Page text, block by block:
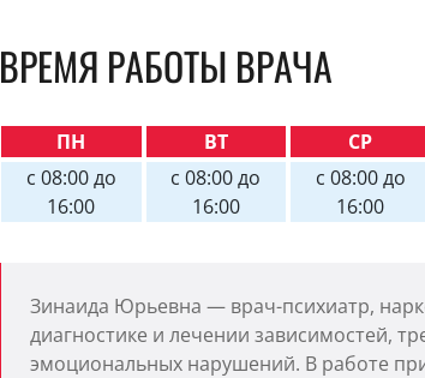
ВРЕМЯ РАБОТЫ ВРАЧА
ПН ВТ СР
с 08:00 до
16:00
с 08:00 до
16:00
с 08:00 до
16:00
Зинаида Юрьевна — врач-психиатр,
диагностике и лечении зависимостей,
эмоциональных нарушений. В работе